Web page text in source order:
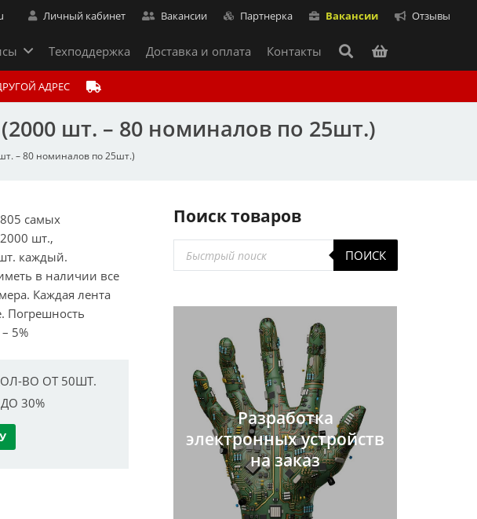
Личный кабинет Вакансии Партнерка Вакансии Отзывы
Техподдержка Доставка и оплата Контакты
АДРЕС
шт. – 80 номиналов по 25шт.)
– 80 номиналов по 25шт.)
самых
шт.,
каждый.
в наличии все
Каждая лента
Погрешность
5%
ВО ОТ 50ШТ.
30%
Поиск товаров
Поиск
товаров
ПОИСК
Разработка
электронных устройств
на заказ